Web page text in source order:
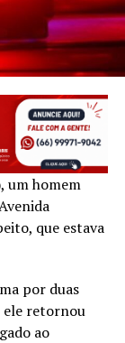
um homem
que estava
por duas
ele retornou
ao